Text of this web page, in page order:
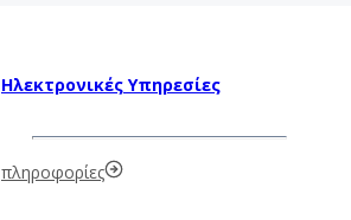
Ηλεκτρονικές Υπηρεσίες
πληροφορίες